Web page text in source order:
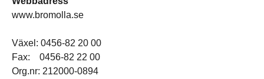
www.bromolla.se
Växel: 0456-82 20 00
Fax: 0456-82 22 00
Org.nr: 212000-0894